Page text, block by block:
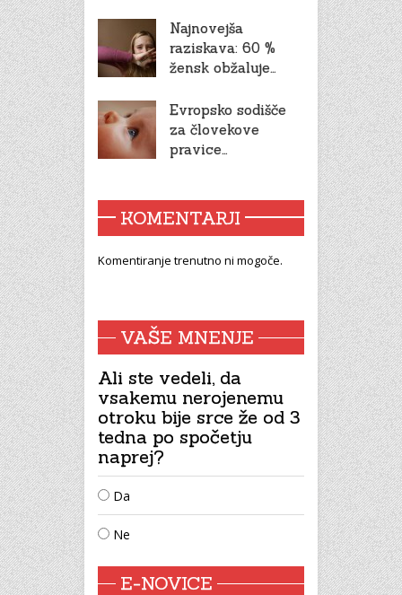
Najnovejša
raziskava: 60 %
žensk obžaluje…
Evropsko sodišče
za človekove
pravice…
KOMENTARJI
Komentiranje trenutno ni mogoče.
VAŠE MNENJE
Ali ste vedeli, da
vsakemu nerojenemu
otroku bije srce že od 3
tedna po spočetju
naprej?
Da
Ne
E-NOVICE